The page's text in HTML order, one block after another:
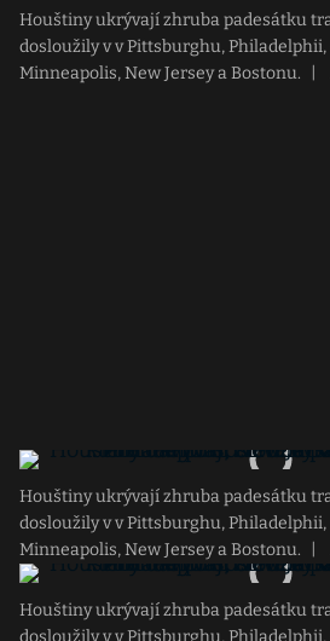
Houštiny ukrývají zhruba padesátku
dosloužily v v Pittsburghu, Philadelphii,
Minneapolis, New Jersey a Bostonu.
Houštiny ukrývají zhruba padesátku
dosloužily v v Pittsburghu, Philadelphii,
Minneapolis, New Jersey a Bostonu.
Houštiny ukrývají zhruba padesátku
dosloužily v v Pittsburghu, Philadelphii,